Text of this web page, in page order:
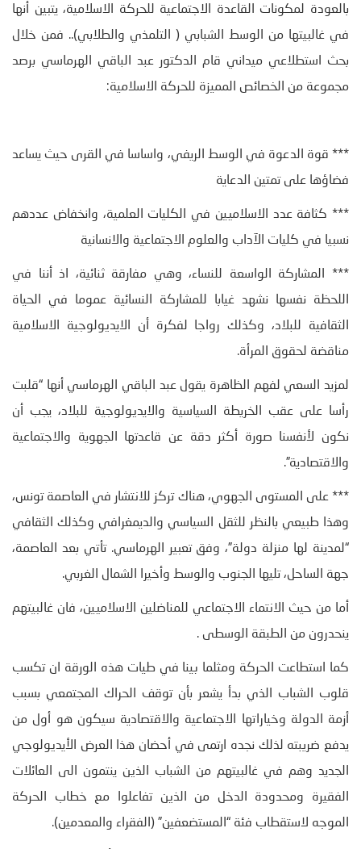
بالعودة لمكونات القاعدة الاجتماعية للحركة الاسلامية، يتبين أنها
في غالبيتها من الوسط الشبابي ( التلمذي والطلابي).. فمن خلال
بحث استطلاعي ميداني قام الدكتور عبد الباقي الهرماسي برصد
مجموعة من الخصائص المميزة للحركة الاسلامية:
*** قوة الدعوة في الوسط الريفي، واساسا في القرى حيث يساعد
فضاؤها على تمتين الدعاية
*** كثافة عدد الاسلاميين في الكليات العلمية، وانخفاض عددهم
نسبيا في كليات الآداب والعلوم الاجتماعية والانسانية
*** المشاركة الواسعة للنساء، وهي مفارقة ثنائية، اذ أننا في
اللحظة نفسها نشهد غيابا للمشاركة النسائية عموما في الحياة
الثقافية للبلاد، وكذلك رواجا لفكرة أن الايديولوجية الاسلامية
مناقضة لحقوق المرأة.
لمزيد السعي لفهم الظاهرة يقول عبد الباقي الهرماسي أنها “قلبت
رأسا على عقب الخريطة السياسية والايديولوجية للبلاد، يجب أن
نكون لأنفسنا صورة أكثر دقة عن قاعدتها الجهوية والاجتماعية
والاقتصادية”.
*** على المستوى الجهوي، هناك تركز للانتشار في العاصمة تونس،
وهذا طبيعي بالنظر للثقل السياسي والديمغرافي وكذلك الثقافي
“لمدينة لها منزلة دولة”، وفق تعبير الهرماسي. تأتي بعد العاصمة،
جهة الساحل، تليها الجنوب والوسط وأخيرا الشمال الغربي.
أما من حيث الانتماء الاجتماعي للمناضلين الاسلاميين، فان غالبيتهم
ينحدرون من الطبقة الوسطى .
كما استطاعت الحركة ومثلما بينا في طيات هذه الورقة ان تكسب
قلوب الشباب الذي بدأ يشعر بأن توقف الحراك المجتمعي بسبب
أزمة الدولة وخياراتها الاجتماعية والاقتصادية سيكون هو أول من
يدفع ضريبته لذلك نجده ارتمى في أحضان هذا العرض الأيديولوجي
الجديد وهم في غالبيتهم من الشباب الذين ينتمون الى العائلات
الفقيرة ومحدودة الدخل من الذين تفاعلوا مع خطاب الحركة
الموجه لاستقطاب فئة “المستضعفين” (الفقراء والمعدمين).